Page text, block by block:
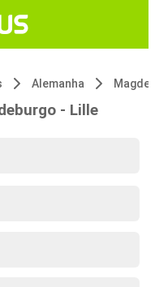
Alemanha
- Lille